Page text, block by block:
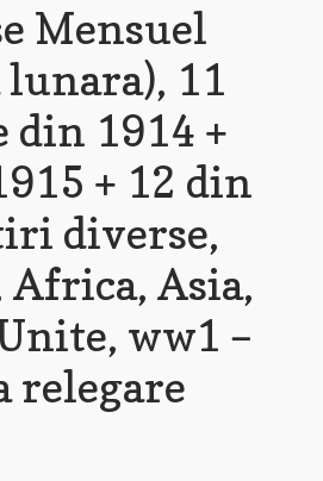
Mensuel
11
din 1914 +
+ 12 din
diverse,
Africa, Asia,
ww1 –
relegare